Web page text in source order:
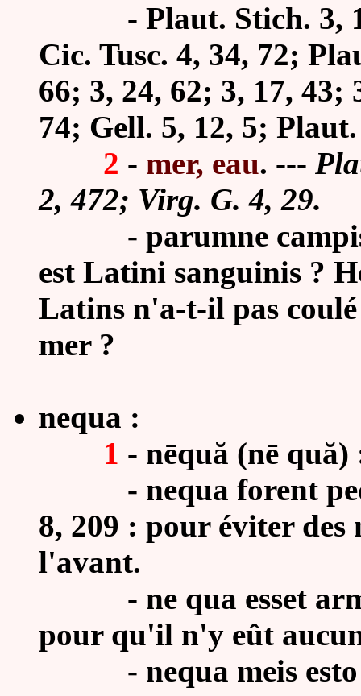
- Plaut. Stich. 3,
Cic. Tusc. 4, 34, 72;
66; 3, 24, 62; 3, 17, 43;
74; Gell. 5, 12, 5; Plaut.
2 - mer, eau. ---
2, 472; Virg. G. 4, 29.
- parumne campis
est Latini sanguinis ?
Latins n'a-t-il pas
mer ?
nequa :
1 - nēquă (nē quă)
- nequa forent
8, 209 : pour éviter des
l'avant.
- ne qua esset
pour qu'il n'y eût
- nequa meis